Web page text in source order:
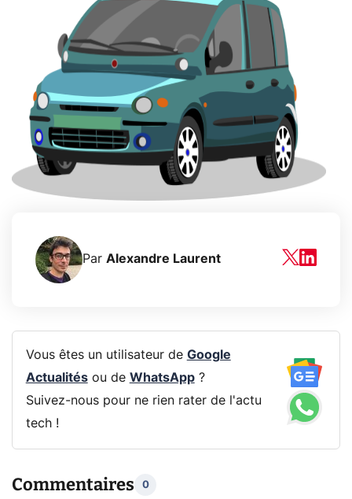
Par Alexandre Laurent
Vous êtes un utilisateur de Google
Actualitésou de WhatsApp?
Suivez-nous pour ne rien rater de l'actu
tech !
Commentaires 0